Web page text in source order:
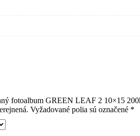
fotoalbum GREEN LEAF 2 10×15
Vyžadované polia sú označené *